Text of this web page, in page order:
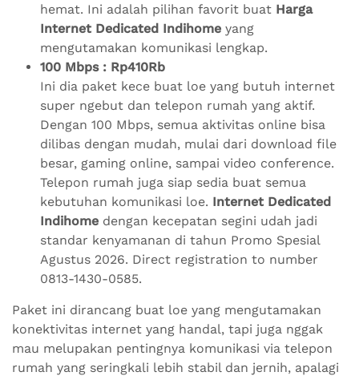
hemat. Ini adalah pilihan favorit buat Harga
Internet Dedicated Indihome yang
mengutamakan komunikasi lengkap.
100 Mbps : Rp410Rb
Ini dia paket kece buat loe yang butuh internet
super ngebut dan telepon rumah yang aktif.
Dengan 100 Mbps, semua aktivitas online bisa
dilibas dengan mudah, mulai dari download file
besar, gaming online, sampai video conference.
Telepon rumah juga siap sedia buat semua
kebutuhan komunikasi loe. Internet Dedicated
Indihome dengan kecepatan segini udah jadi
standar kenyamanan di tahun Promo Spesial
Agustus 2026. Direct registration to number
0813-1430-0585.
Paket ini dirancang buat loe yang mengutamakan
konektivitas internet yang handal, tapi juga nggak
mau melupakan pentingnya komunikasi via telepon
rumah yang seringkali lebih stabil dan jernih, apalagi